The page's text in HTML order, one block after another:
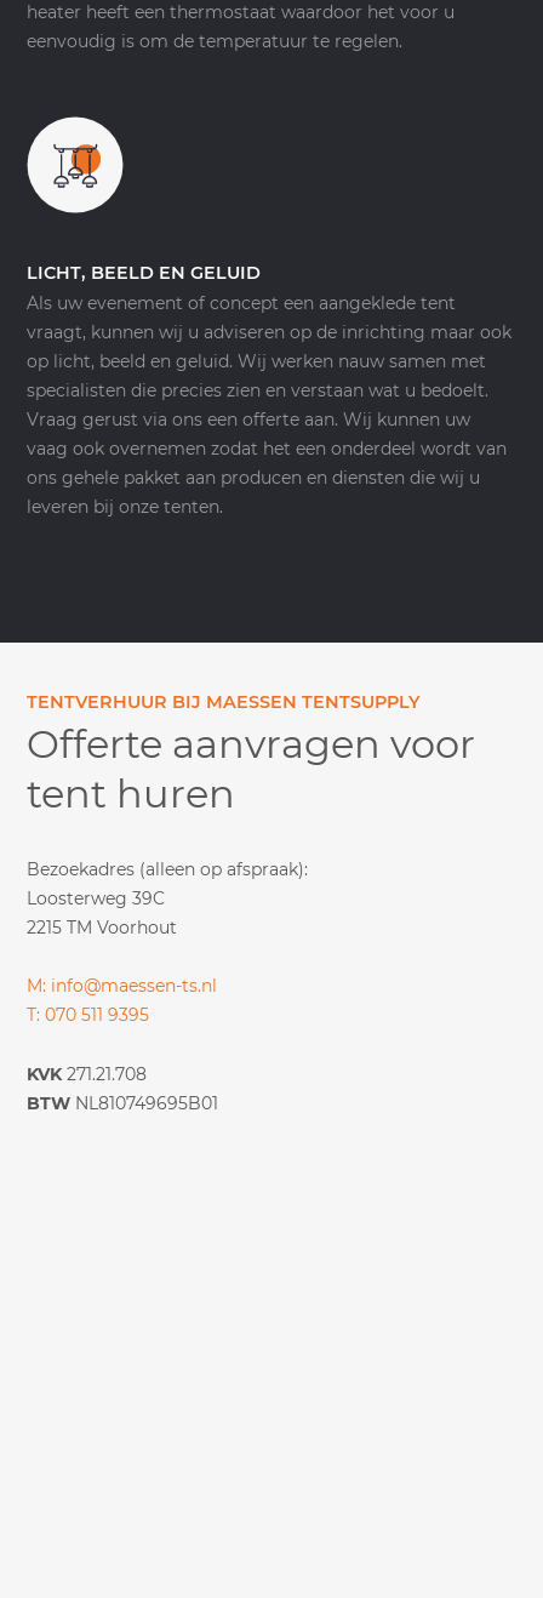
heater heeft een thermostaat waardoor het voor u
eenvoudig is om de temperatuur te regelen.
LICHT, BEELD EN GELUID
Als uw evenement of concept een aangeklede tent
vraagt, kunnen wij u adviseren op de inrichting maar ook
op licht, beeld en geluid. Wij werken nauw samen met
specialisten die precies zien en verstaan wat u bedoelt.
Vraag gerust via ons een offerte aan. Wij kunnen uw
vaag ook overnemen zodat het een onderdeel wordt van
ons gehele pakket aan producen en diensten die wij u
leveren bij onze tenten.
TENTVERHUUR BIJ MAESSEN TENTSUPPLY
Offerte aanvragen voor
tent huren
Bezoekadres (alleen op afspraak):
Loosterweg 39C
2215 TM Voorhout
M: info@maessen-ts.nl
T: 070 511 9395
KVK271.21.708
BTW NL810749695B01